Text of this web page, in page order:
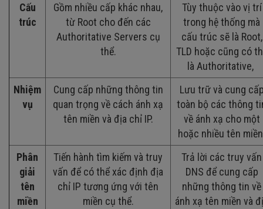
Cấu
trúc
Gồm nhiều cấp khác nhau,
từ Root cho đến các
Authoritative Servers cụ
thể.
Tùy thuộc vào vị trí
trong hệ thống mà
cấu trúc sẽ là Root,
TLD hoặc cũng có
là Authoritative,
Nhiệm
vụ
Cung cấp những thông tin
quan trọng về cách ánh xạ
tên miền và địa chỉ IP.
Lưu trữ và cung
toàn bộ các thông
về ánh xạ cho một
hoặc nhiều tên
Phân
giải
tên
miền
Tiến hành tìm kiếm và truy
vấn để có thể xác định địa
chỉ IP tương ứng với tên
miền cụ thể.
Trả lời các truy vấn
DNS để cung cấp
những thông tin về
ánh xạ tên miền và